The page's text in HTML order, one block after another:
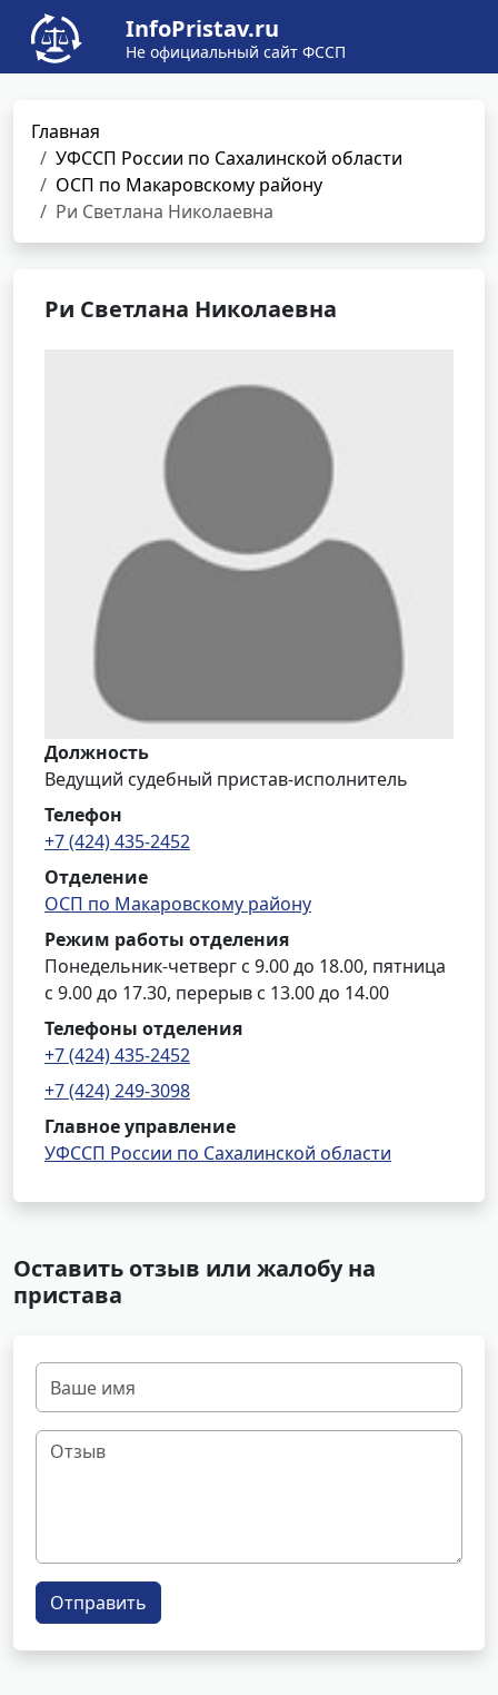
InfoPristav.ru
Не официальный сайт ФССП
Главная
УФССП России по Сахалинской области
ОСП по Макаровскому району
Ри Светлана Николаевна
Ри Светлана Николаевна
Должность
Ведущий судебный пристав-исполнитель
Телефон
+7 (424) 435-2452
Отделение
ОСП по Макаровскому району
Режим работы отделения
Понедельник-четверг с 9.00 до 18.00, пятница
с 9.00 до 17.30, перерыв с 13.00 до 14.00
Телефоны отделения
+7 (424) 435-2452
+7 (424) 249-3098
Главное управление
УФССП России по Сахалинской области
Оставить отзыв или жалобу на
пристава
Отправить